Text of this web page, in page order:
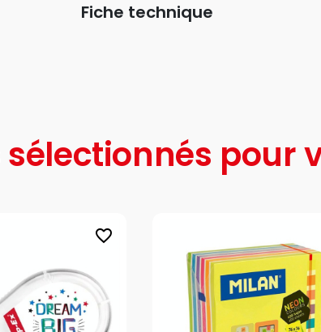
Fiche technique
sélectionnés pour
favorite_border